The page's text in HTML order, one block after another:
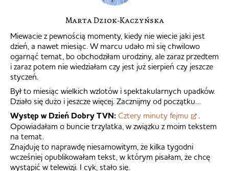
Marta Dziok-Kaczyńska
Miewacie z pewnością momenty, kiedy nie wiecie jaki jest
dzień, a nawet miesiąc. W marcu udało mi się chwilowo
ogarnąć temat, bo obchodziłam urodziny, ale zaraz przedtem
i zaraz potem nie wiedziałam czy jest już sierpień czy jeszcze
styczeń.
Był to miesiąc wielkich wzlotów i spektakularnych upadków.
Działo się dużo i jeszcze więcej. Zacznijmy od początku…
Występ w Dzień Dobry TVN: Cztery minuty fejmu
.
Opowiadałam o buncie trzylatka, w związku z moim tekstem
na temat.
Znajduję to naprawdę niesamowitym, że kilka tygodni
wcześniej opublikowałam tekst, w którym pisałam, że chcę
wystąpić w telewizji. I cyk, stało się.